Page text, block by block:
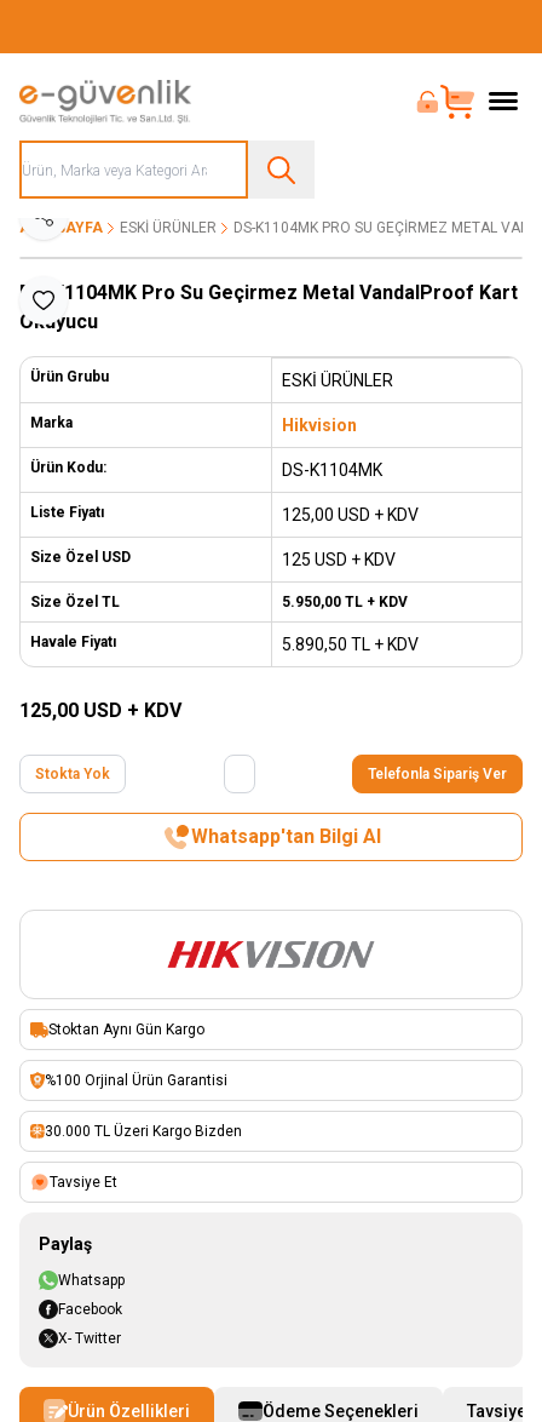
Bayi Girişi
Sepet
ANA SAYFA ESKİ ÜRÜNLER DS-K1104MK PRO SU GEÇIRMEZ METAL
Favoriye Ekle
Paylaş
DS-K1104MK Pro Su Geçirmez Metal VandalProof Kart
Okuyucu
Ürün Grubu ESKİ ÜRÜNLER
Marka Hikvision
Ürün Kodu: DS-K1104MK
Liste Fiyatı 125,00 USD + KDV
Size Özel USD 125 USD + KDV
Size Özel TL 5.950,00 TL + KDV
Havale Fiyatı 5.890,50 TL + KDV
125,00 USD + KDV
Stokta Yok Telefonla Sipariş Ver
Whatsapp'tan Bilgi Al
Stoktan Aynı Gün Kargo
%100 Orjinal Ürün Garantisi
30.000 TL Üzeri Kargo Bizden
Tavsiye Et
Paylaş
Whatsapp
Facebook
X- Twitter
Ürün Özellikleri Ödeme Seçenekleri Tavsiye